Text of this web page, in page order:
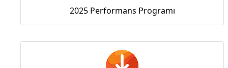
2025 Performans Programı